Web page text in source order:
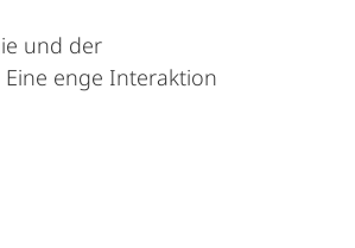
und der
enge Interaktion